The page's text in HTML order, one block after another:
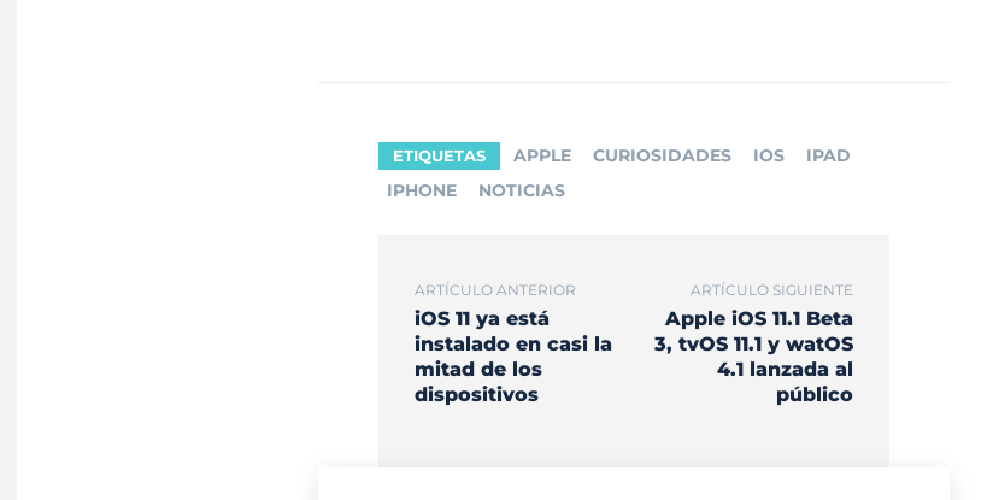
ETIQUETAS APPLE CURIOSIDADES IOS
IPAD
IPHONE
NOTICIAS
ARTÍCULO ANTERIOR
iOS 11 ya está
instalado en casi la
mitad de los
dispositivos
ARTÍCULO SIGUIENTE
Apple iOS 11.1 Beta
3, tvOS 11.1 y watOS
4.1 lanzada al
público